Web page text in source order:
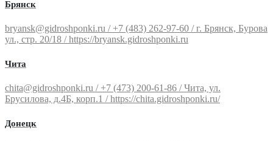
Брянск
bryansk@gidroshponki.ru / +7 (483) 262-97-60 / г. Брянск, Бурова
ул., стр. 20/18 / https://bryansk.gidroshponki.ru
Чита
chita@gidroshponki.ru / +7 (473) 200-61-86 / Чита, ул.
Брусилова, д.4Б, корп.1 / https://chita.gidroshponki.ru/
Донецк